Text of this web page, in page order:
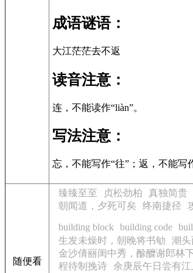
成语谜语：
大江茫茫去不返
读音注意：
连，不能读作“liàn”。
写法注意：
忘，不能写作“往”；返，不能写
随便看
臻臻至至 贞松劲柏 真独简贵
朝闻道，夕死可矣 终南捷径
building block
building code
生发未燥时，朝晚将书劬
潮
金沙倩丽闺中秀，酴醾谢郎林
程待制挽诗 余庚辰午日尝有